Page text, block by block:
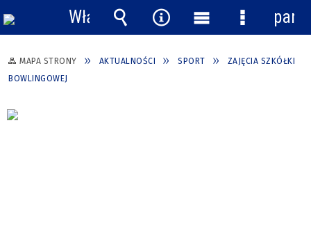
MAPA STRONY AKTUALNOŚCI SPORT
ZAJĘCIA SZKÓŁKI
BOWLINGOWEJ
Włącz
powiadomienia
Wyszukiwarka
Narzędzia
Menu
główne
Menu
panel